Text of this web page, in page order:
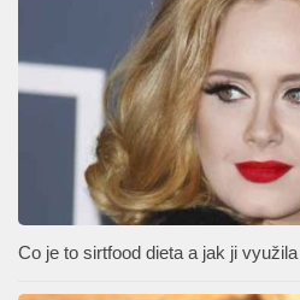
Co je to sirtfood dieta a jak ji